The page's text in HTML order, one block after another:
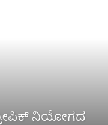
ನಿಯೋಗದ